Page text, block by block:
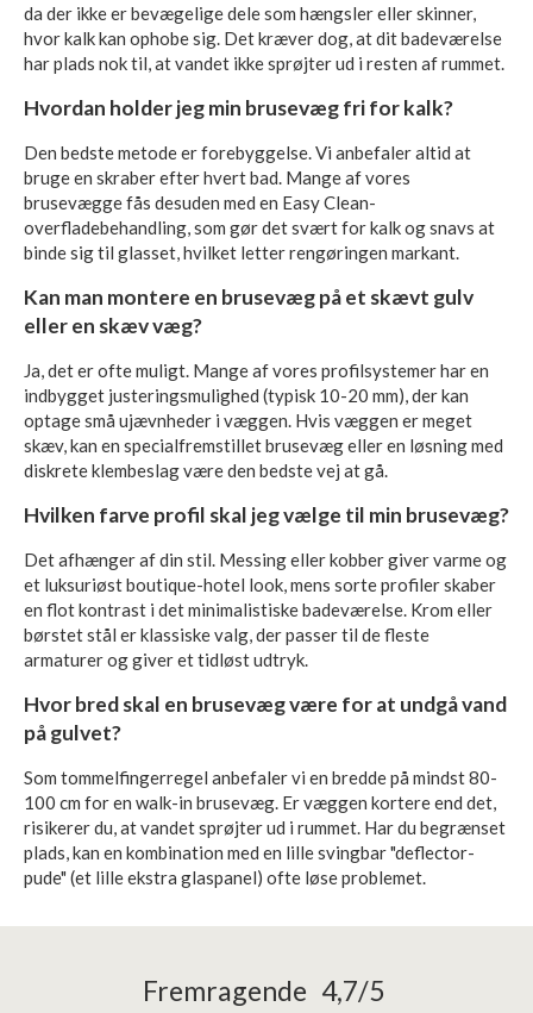
da der ikke er bevægelige dele som hængsler eller skinner,
hvor kalk kan ophobe sig. Det kræver dog, at dit badeværelse
har plads nok til, at vandet ikke sprøjter ud i resten af rummet.
Hvordan holder jeg min brusevæg fri for kalk?
Den bedste metode er forebyggelse. Vi anbefaler altid at
bruge en skraber efter hvert bad. Mange af vores
brusevægge fås desuden med en Easy Clean-
overfladebehandling, som gør det svært for kalk og snavs at
binde sig til glasset, hvilket letter rengøringen markant.
Kan man montere en brusevæg på et skævt gulv
eller en skæv væg?
Ja, det er ofte muligt. Mange af vores profilsystemer har en
indbygget justeringsmulighed (typisk 10-20 mm), der kan
optage små ujævnheder i væggen. Hvis væggen er meget
skæv, kan en specialfremstillet brusevæg eller en løsning med
diskrete klembeslag være den bedste vej at gå.
Hvilken farve profil skal jeg vælge til min brusevæg?
Det afhænger af din stil. Messing eller kobber giver varme og
et luksuriøst boutique-hotel look, mens sorte profiler skaber
en flot kontrast i det minimalistiske badeværelse. Krom eller
børstet stål er klassiske valg, der passer til de fleste
armaturer og giver et tidløst udtryk.
Hvor bred skal en brusevæg være for at undgå vand
på gulvet?
Som tommelfingerregel anbefaler vi en bredde på mindst 80-
100 cm for en walk-in brusevæg. Er væggen kortere end det,
risikerer du, at vandet sprøjter ud i rummet. Har du begrænset
plads, kan en kombination med en lille svingbar "deflector-
pude" (et lille ekstra glaspanel) ofte løse problemet.
Fremragende 4,7/5